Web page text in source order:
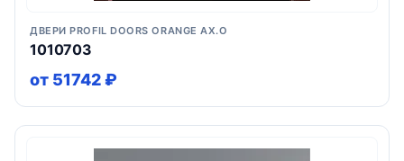
ДВЕРИ PROFIL DOORS ORANGE AX.O
1010703
от 51742 ₽